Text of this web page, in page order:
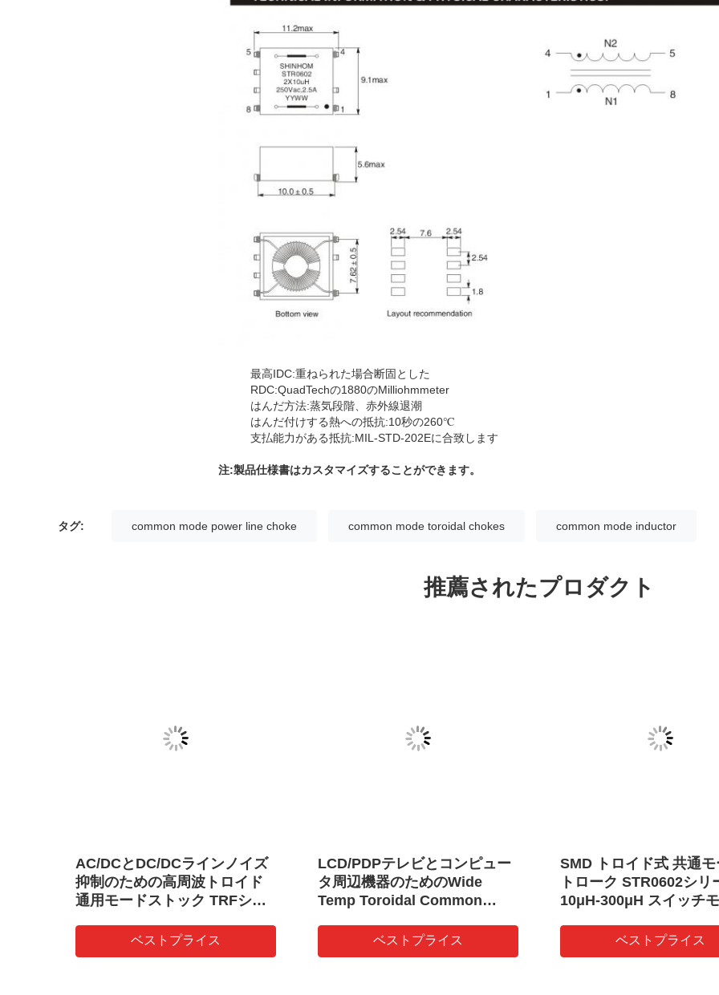
最高IDC:重ねられた場合断固とした
RDC:QuadTechの1880のMilliohmmeter
はんだ方法:蒸気段階、赤外線退潮
はんだ付けする熱への抵抗:10秒の260℃
支払能力がある抵抗:MIL-STD-202Eに合致します
注:製品仕様書はカスタマイズすることができます。
タグ: common mode power line choke common mode toroidal chokes common mode inductor
推薦されたプロダクト
AC/DCとDC/DCラインノイズ
抑制のための高周波トロイド
通用モードストック TRFシリ
ベストプライス
LCD/PDPテレビとコンピュー
タ周辺機器のためのWide
Temp Toroidal Common
ベストプライス
SMD トロイド式 共通
トローク STR0602シリ
10μH-300μH スイッチ
ベストプライス